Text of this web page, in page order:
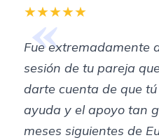
«
★★★★★
Fue extremadamente
sesión de tu pareja
darte cuenta de que
ayuda y el apoyo tan
meses siguientes de